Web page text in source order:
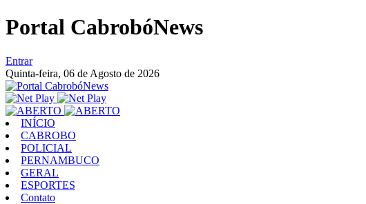
Portal CabrobóNews
Entrar
Quinta-feira, 06 de Agosto de 2026
INÍCIO
CABROBO
POLICIAL
PERNAMBUCO
GERAL
ESPORTES
Contato